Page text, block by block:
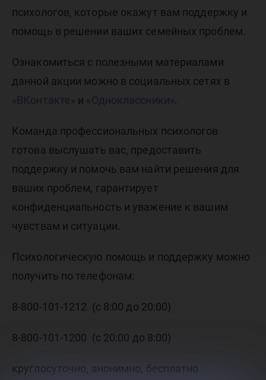
психологов, которые окажут вам поддержку и
помощь в решении ваших семейных проблем.
Ознакомиться с полезными материалами
данной акции можно в социальных сетях в
«ВКонтакте» и «Одноклассники».
Команда профессиональных психологов
готова выслушать вас, предоставить
поддержку и помочь вам найти решения для
ваших проблем, гарантирует
конфиденциальность и уважение к вашим
чувствам и ситуации.
Психологическую помощь и поддержку можно
получить по телефонам:
8-800-101-1212 (с 8:00 до 20:00)
8-800-101-1200 (с 20:00 до 8:00)
круглосуточно, анонимно, бесплатно